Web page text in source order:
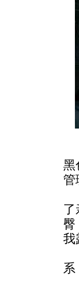
黑
管
了
臀
我
系